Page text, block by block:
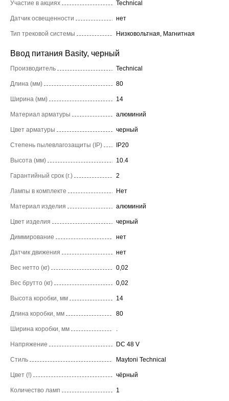
Участие в акциях Technical
Датчик освещенности нет
Тип трековой системы Низковольтная, Магнитная
Ввод питания Basity, черный
Производитель Technical
Длина (мм) 80
Ширина (мм) 14
Материал арматуры алюминий
Цвет арматуры черный
Степень пылевлагозащиты (IP) IP20
Высота (мм) 10.4
Гарантийный срок (г.) 2
Лампы в комплекте Нет
Материал изделия алюминий
Цвет изделия черный
Диммирование нет
Датчик движения нет
Вес нетто (кг) 0,02
Вес брутто (кг) 0,02
Высота коробки, мм 14
Длина коробки, мм 80
Ширина коробки, мм
Напряжение DC 48 V
Стиль Maytoni Technical
Цвет (!) чёрный
Количество ламп 1